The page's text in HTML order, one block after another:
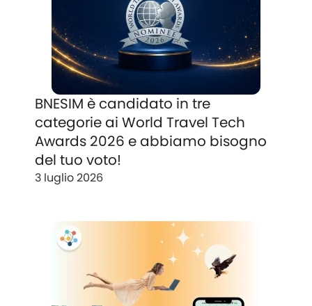
BNESIM è candidato in tre
categorie ai World Travel Tech
Awards 2026 e abbiamo bisogno
del tuo voto!
3 luglio 2026